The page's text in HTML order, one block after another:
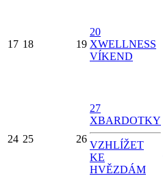
17 18 19
20
XWELLNESS
VÍKEND
24 25 26
27
XBARDOTKY
VZHLÍŽET
KE
HVĚZDÁM